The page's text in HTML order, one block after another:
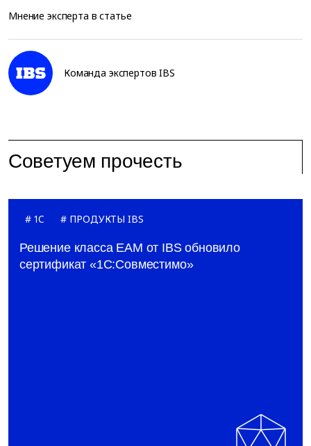
Мнение эксперта в статье
Команда экспертов IBS
Советуем прочесть
1C ПРОДУКТЫ IBS
Решение класса ЕАМ от IBS обновило
сертификат «1С:Совместимо»